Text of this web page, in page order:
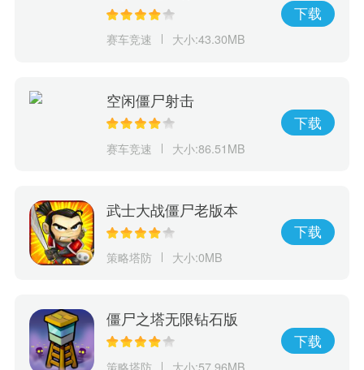
赛车竞速 大小:43.30MB
下载
空闲僵尸射击
赛车竞速 大小:86.51MB
下载
武士大战僵尸老版本
策略塔防 大小:0MB
下载
僵尸之塔无限钻石版
策略塔防 大小:57.96MB
下载